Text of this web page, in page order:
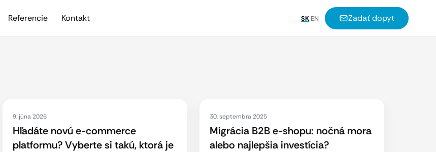
Referencie Kontakt SK|EN Zadať dopyt
9. júna 2026
Hľadáte novú e-commerce
platformu? Vyberte si takú, ktorá je
30. septembra 2025
Migrácia B2B e-shopu: nočná mora
alebo najlepšia investícia?